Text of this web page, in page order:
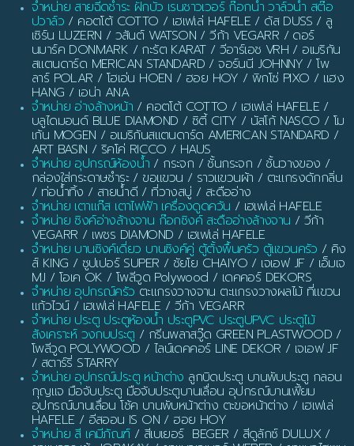
จำหน่าย สายฉีดชำระ ฝักบัว เรนชาวเวอร์ ก๊อกน้ำ วาล์วน้ำ สต๊อ
ปวาล์ว / คอตโต้ COTTO / เฮเฟเล่ HAFELE / ดัส DUSS / ลู
เซิร์น LUZERN / วสันต์ WATSON / วีก้า VEGARR / ดอร์
นมาร์ค DONMARK / กะรัต KARAT / วีอาร์เอช VRH / อเมริกัน
สแตนดาร์ด MERICAN STANDARD / จอร์นนี JOHNNY / โพ
ลาร์ POLAR / โฮเอ่น HOEN / ฮอย HOY / พิกโซ่ PIXO / แฮง
HANG / เอน่า ANA
จำหน่าย อ่างล้างหน้า / คอตโต้ COTTO / เฮเฟเล่ HAFELE /
บลูไดมอนด์ BLUE DIAMOND / ซิตี้ CITY / นัสโก้ NASCO / โม
เก้น MOGEN / อเมริกันสแตนดาร์ด AMERICAN STANDARD /
ART BASIN / ริคโค่ RICCO / HAUS
จำหน่าย อุปกรณ์ห้องน้ำ / กระจก / ชั้นกระจก / ชั้นวางของ /
กล่องใส่กระดาษชำระ / ขอแขวน / ราวแขวนผ้า / ตะแกรงดักกลิ่น
/ ท่อน้ำทิ้ง / สายน้ำดี / ที่วางสบู่ / สะดืออ่าง
จำหน่าย เตาแก๊ส เตาไฟฟ้า เครื่องดูดควัน / เฮเฟเล่ HAFELE
จำหน่าย ซิงค์อ่างล้างจาน ก๊อกซิงค์ สะดืออ่างล้างจาน / วีก้า
VEGARR / เพชร DIAMOND / เฮเฟเล่ HAFELE
จำหน่าย บานซิงค์เดี่ยว บานซิงค์คู่ ตู้ตั้งพื้นครัว ตู้แขวนครัว / คิง
ส์ KING / ซูปเปอร์ SUPER / ชัยโย CHAIYO / เจเอฟ JF / เอ็มเจ
MJ / โอเค OK / โพลีวูด Polywood / เดคคอร์ DEKORS
จำหน่าย อุปกรณ์ครัว ตะแกรงวางจาน ตะแกรงวางผลไม้ ที่แขวน
แก้วไวน์ / เฮเฟเล่ HAFELE / วีก้า VEGARR
จำหน่าย ประตู ประตูห้องน้ำ ประตูPVC ประตูUPVC ประตูไม้
สังเคราะห์ วงกบประตู / กรีนพลาสวู๊ด GREEN PLASTWOOD /
โพลีวูด POLYWOOD / ไลน์เดคคอร์ LINE DEKOR / เจเอฟ JF
/ สตาร์รี่ STARRY
จำหน่าย อุปกรณ์ประตู หน้าต่าง ลูกบิดประตู บานพับประตู กลอน
กุญแจ มือจับประตู มือจับประตูบานเลื่อน อุปกรณ์บานเฟี้ยม
อุปกรณ์บานเลื่อน โช้ค บานพับหน้าต่าง ตะขอหน้าต่าง / เฮเฟเล่
HAFELE / อีสออน IS ON / ฮอย HOY
จำหน่าย สี เคมีภัณฑ์/ สีเบเยอร์ BEGER / สีดูลักซ์ DULUX /